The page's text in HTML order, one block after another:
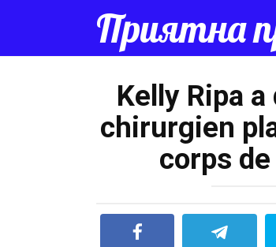
Приятна
Kelly Ripa a
chirurgien
corps